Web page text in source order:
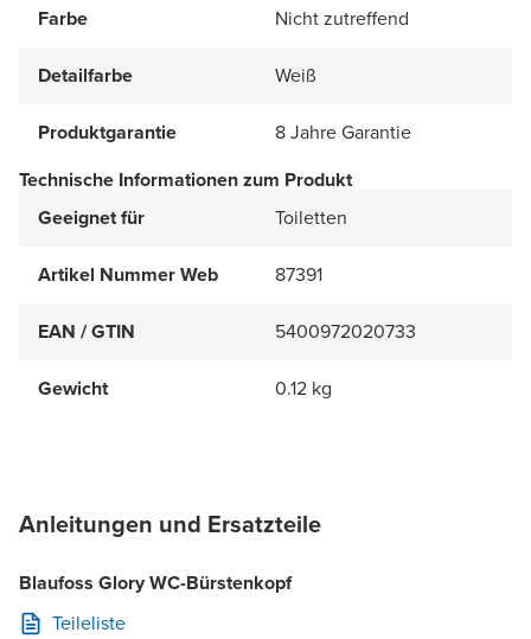
Farbe Nicht zutreffend
Detailfarbe Weiß
Produktgarantie
8 Jahre Garantie
Technische Informationen zum Produkt
Geeignet für
Toiletten
Artikel Nummer Web 87391
EAN / GTIN 5400972020733
Gewicht 0.12 kg
Anleitungen und Ersatzteile
Blaufoss Glory WC-Bürstenkopf
Teileliste